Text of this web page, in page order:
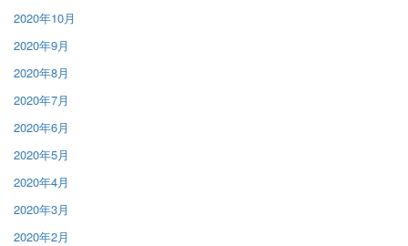
2020年10月
2020年9月
2020年8月
2020年7月
2020年6月
2020年5月
2020年4月
2020年3月
2020年2月